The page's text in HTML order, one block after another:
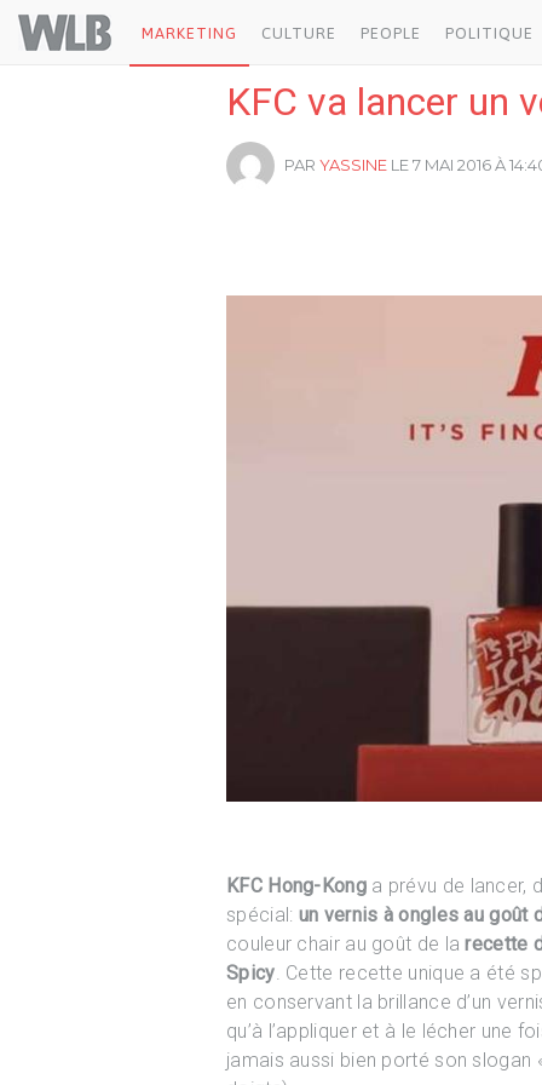
Welovebuzz
MARKETING CULTURE PEOPLE POLITIQUE
KFC va lancer un
PAR YASSINE LE 7 MAI 2016 À
KFC Hong-Konga prévu de lancer,
spécial: un vernis à ongles au goût
couleur chair au goût de larecette
Spicy. Cette recette unique a été
en conservant la brillance d’un
qu’à l’appliquer et à le lécher une
jamais aussi bien porté son slogan